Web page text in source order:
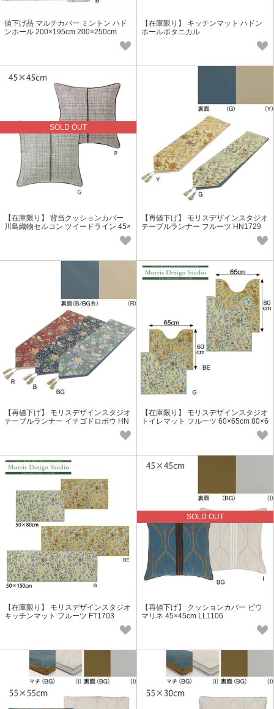
値下げ品 マルチカバー ミントン ハド
ンホール 200×195cm 200×250cm
【在庫限り】 キッチンマット ハドン
ホールボタニカル
SOLD OUT
【在庫限り】 背当クッションカバー
川島織物セルコン ツイードライン 45×
【再値下げ】 モリスデザインスタジオ
テーブルランナー フルーツ HN1729
【再値下げ】 モリスデザインスタジオ
テーブルランナー イチゴドロボウ HN
【在庫限り】 モリスデザインスタジオ
トイレマット フルーツ 60×65cm 80×6
【在庫限り】 モリスデザインスタジオ
キッチンマット フルーツ FT1703
SOLD OUT
【再値下げ】 クッションカバー ピウ
マリネ 45×45cm LL1106